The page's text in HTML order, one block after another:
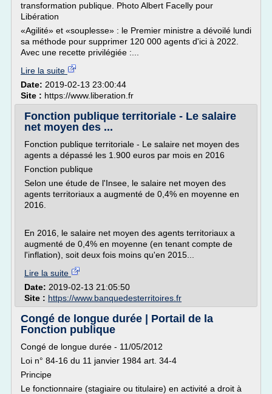
transformation publique. Photo Albert Facelly pour
Libération
«Agilité» et «souplesse» : le Premier ministre a dévoilé lundi
sa méthode pour supprimer 120 000 agents d'ici à 2022.
Avec une recette privilégiée :...
Lire la suite
Date: 2019-02-13 23:00:44
Site : https://www.liberation.fr
Fonction publique territoriale - Le salaire
net moyen des ...
Fonction publique territoriale - Le salaire net moyen des
agents a dépassé les 1.900 euros par mois en 2016
Fonction publique
Selon une étude de l'Insee, le salaire net moyen des
agents territoriaux a augmenté de 0,4% en moyenne en
2016.
En 2016, le salaire net moyen des agents territoriaux a
augmenté de 0,4% en moyenne (en tenant compte de
l'inflation), soit deux fois moins qu'en 2015...
Lire la suite
Date: 2019-02-13 21:05:50
Site : https://www.banquedesterritoires.fr
Congé de longue durée | Portail de la
Fonction publique
Congé de longue durée - 11/05/2012
Loi n° 84-16 du 11 janvier 1984 art. 34-4
Principe
Le fonctionnaire (stagiaire ou titulaire) en activité a droit à